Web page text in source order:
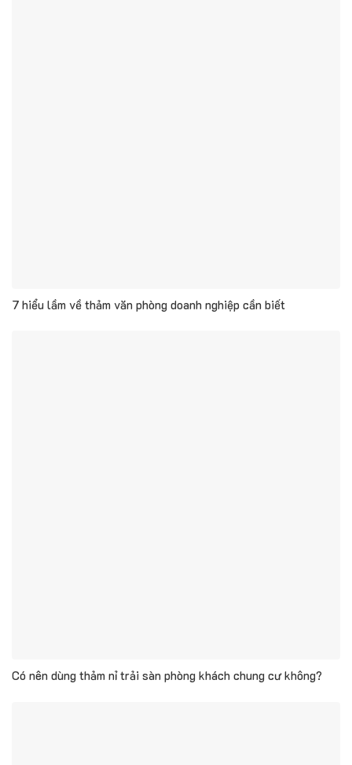
7 hiểu lầm về thảm văn phòng doanh nghiệp cần biết
Có nên dùng thảm nỉ trải sàn phòng khách chung cư không?